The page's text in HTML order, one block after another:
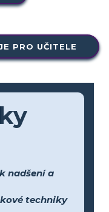
PRO UČITELE
nadšení a
techniky